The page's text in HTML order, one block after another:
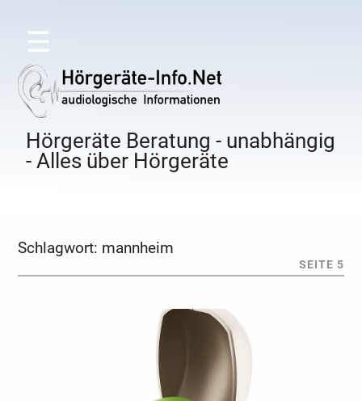
☰
Hörgeräte Beratung - unabhängig
- Alles über Hörgeräte
Schlagwort: mannheim
SEITE 5